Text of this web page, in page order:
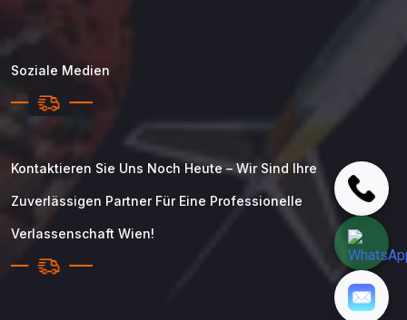
Soziale Medien
Kontaktieren Sie Uns Noch Heute – Wir Sind Ihre
Zuverlässigen Partner Für Eine Professionelle
Verlassenschaft Wien!